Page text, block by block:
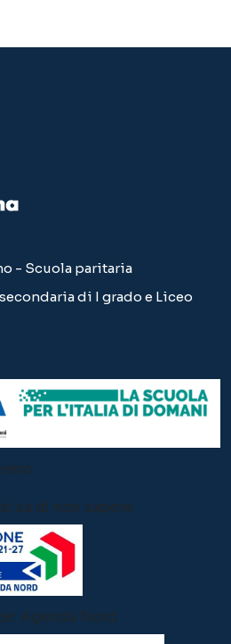
- Scuola paritaria
di I grado e Liceo
sa di non sapere
Agenda Nord